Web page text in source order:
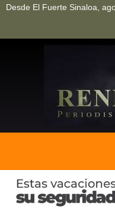
Desde El Fuerte Sinaloa,